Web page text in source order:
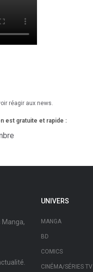
réagir aux news.
est gratuite et rapide :
Manga,
UNIVERS
MANGA
BD
COMICS
CINÉMA/SÉRIES TV